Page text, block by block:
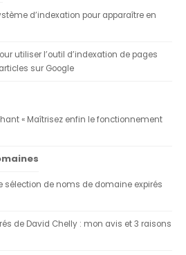
d’indexation pour apparaître en
utiliser l’outil d’indexation de pages
sur Google
« Maîtrisez enfin le fonctionnement
sélection de noms de domaine expirés
de David Chelly : mon avis et 3 raisons